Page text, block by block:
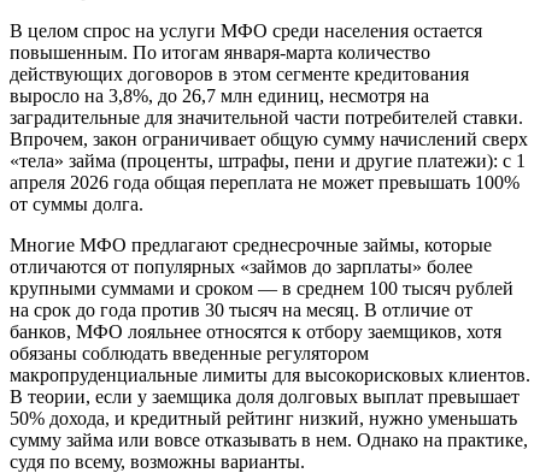
В целом спрос на услуги МФО среди населения остается
повышенным. По итогам января-марта количество
действующих договоров в этом сегменте кредитования
выросло на 3,8%, до 26,7 млн единиц, несмотря на
заградительные для значительной части потребителей ставки.
Впрочем, закон ограничивает общую сумму начислений сверх
«тела» займа (проценты, штрафы, пени и другие платежи): с 1
апреля 2026 года общая переплата не может превышать 100%
от суммы долга.
Многие МФО предлагают среднесрочные займы, которые
отличаются от популярных «займов до зарплаты» более
крупными суммами и сроком — в среднем 100 тысяч рублей
на срок до года против 30 тысяч на месяц. В отличие от
банков, МФО лояльнее относятся к отбору заемщиков, хотя
обязаны соблюдать введенные регулятором
макропруденциальные лимиты для высокорисковых клиентов.
В теории, если у заемщика доля долговых выплат превышает
50% дохода, и кредитный рейтинг низкий, нужно уменьшать
сумму займа или вовсе отказывать в нем. Однако на практике,
судя по всему, возможны варианты.